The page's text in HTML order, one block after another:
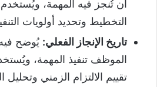
أن تُنجز فيه المهمة،
التخطيط وتحديد أولويات
تاريخ الإنجاز الفعلي: يُوضح فيه
الموظف تنفيذ المهمة،
تقييم الالتزام الزمني